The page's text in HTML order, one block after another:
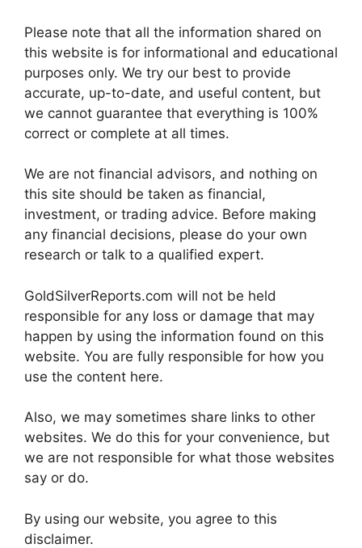
Please note that all the information shared on
this website is for informational and educational
purposes only. We try our best to provide
accurate, up-to-date, and useful content, but
we cannot guarantee that everything is 100%
correct or complete at all times.
We are not financial advisors, and nothing on
this site should be taken as financial,
investment, or trading advice. Before making
any financial decisions, please do your own
research or talk to a qualified expert.
GoldSilverReports.com will not be held
responsible for any loss or damage that may
happen by using the information found on this
website. You are fully responsible for how you
use the content here.
Also, we may sometimes share links to other
websites. We do this for your convenience, but
we are not responsible for what those websites
say or do.
By using our website, you agree to this
disclaimer.